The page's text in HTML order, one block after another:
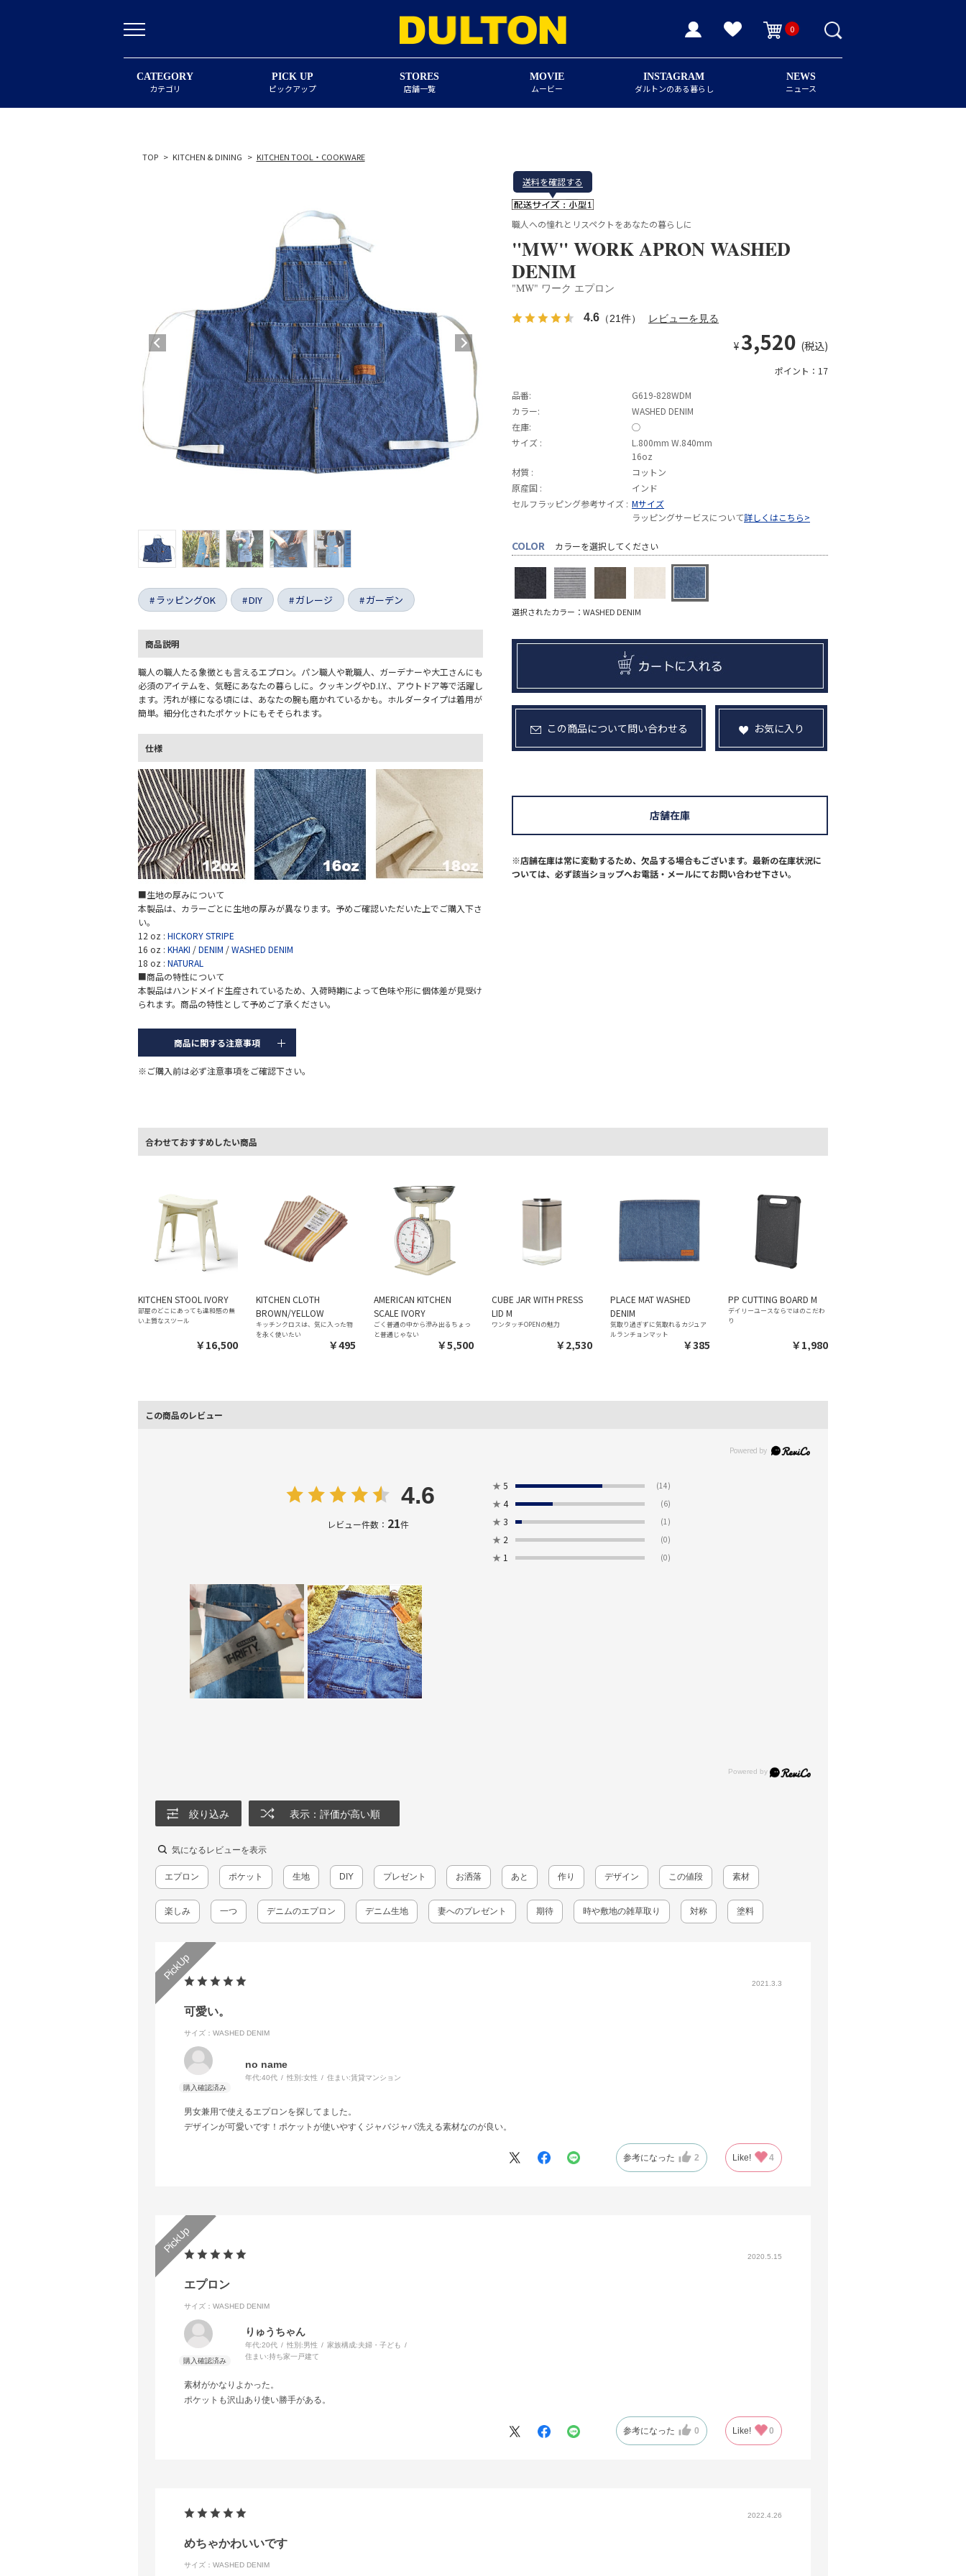
0
CATEGORY
カテゴリ
PICK UP
ピックアップ
STORES
店舗一覧
MOVIE
ムービー
INSTAGRAM
ダルトンのある暮らし
NEWS
ニュース
TOP > KITCHEN & DINING > KITCHEN TOOL・COOKWARE
ラッピングOK DIY ガレージ ガーデン
商品説明
職人の職人たる象徴とも言えるエプロン。パン職人や靴職人、ガーデナーや大工さんにも
必須のアイテムを、気軽にあなたの暮らしに。クッキングやD.I.Y.、アウトドア等で活躍し
ます。汚れが様になる頃には、あなたの腕も磨かれているかも。ホルダータイプは着用が
簡単。細分化されたポケットにもそそられます。
仕様
■生地の厚みについて
本製品は、カラーごとに生地の厚みが異なります。予めご確認いただいた上でご購入下さ
い。
12 oz : HICKORY STRIPE
16 oz : KHAKI /DENIM /WASHED DENIM
18 oz : NATURAL
■商品の特性について
本製品はハンドメイド生産されているため、入荷時期によって色味や形に個体差が見受け
られます。商品の特性として予めご了承ください。
商品に関する注意事項
※ご購入前は必ず注意事項をご確認下さい。
送料を確認する
職人への憧れとリスペクトをあなたの暮らしに
"MW" WORK APRON WASHED
DENIM
"MW" ワーク エプロン
4.6 （21件） レビューを見る
¥3,520 (税込)
ポイント：17
品番:
G619-828WDM
カラー:
WASHED DENIM
在庫:
◯
サイズ :
L.800mm W.840mm
16oz
材質 :
コットン
原産国 :
インド
セルフラッピング参考サイズ : Mサイズ
ラッピングサービスについて詳しくはこちら>
COLOR カラーを選択してください
選択されたカラー：WASHED DENIM
この商品について問い合わせる お気に入り
※店舗在庫は常に変動するため、欠品する場合もございます。最新の在庫状況に
ついては、必ず該当ショップへお電話・メールにてお問い合わせ下さい。
店舗在庫
合わせておすすめしたい商品
KITCHEN STOOL IVORY
部屋のどこにあっても違和感の無
い上質なスツール
￥16,500
KITCHEN CLOTH
BROWN/YELLOW
キッチンクロスは、気に入った物
を永く使いたい
￥495
AMERICAN KITCHEN
SCALE IVORY
ごく普通の中から滲み出るちょっ
と普通じゃない
￥5,500
CUBE JAR WITH PRESS
LID M
ワンタッチOPENの魅力
￥2,530
PLACE MAT WASHED
DENIM
気取り過ぎずに気取れるカジュア
ルランチョンマット
￥385
PP CUTTING BOARD M
デイリーユースならではのこだわ
り
￥1,980
この商品のレビュー
4.6
レビュー件数： 21件
★ 5 (14)
★ 4 (6)
★ 3 (1)
★ 2 (0)
★ 1 (0)
絞り込み 表示：評価が高い順
気になるレビューを表示
エプロン ポケット 生地 DIY プレゼント お洒落 あと 作り デザイン この値段 素材
楽しみ 一つ デニムのエプロン デニム生地 妻へのプレゼント 期待 時や敷地の雑草取り 対称 塗料
2021.3.3
可愛い。
サイズ：WASHED DENIM
no name
年代:40代 性別:女性 住まい:賃貸マンション
男女兼用で使えるエプロンを探してました。
デザインが可愛いです！ポケットが使いやすくジャバジャバ洗える素材なのが良い。
参考になった 2 Like! 4
2020.5.15
エプロン
サイズ：WASHED DENIM
りゅうちゃん
年代:20代 性別:男性 家族構成:夫婦・子ども
住まい:持ち家一戸建て
素材がかなりよかった。
ポケットも沢山あり使い勝手がある。
参考になった 0 Like! 0
2022.4.26
めちゃかわいいです
サイズ：WASHED DENIM